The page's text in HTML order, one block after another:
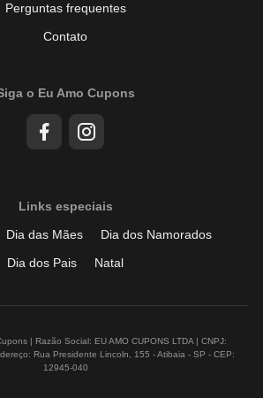
Perguntas frequentes
Contato
o Eu Amo Cupons
Links especiais
Dia das Mães
Dia dos Namorados
Dia dos Pais
Natal
| Razão Social: EU AMO CUPONS LTDA | CNPJ:
Rua Presidente Lincoln, 155 - Atibaia - SP - CEP:
12945-040